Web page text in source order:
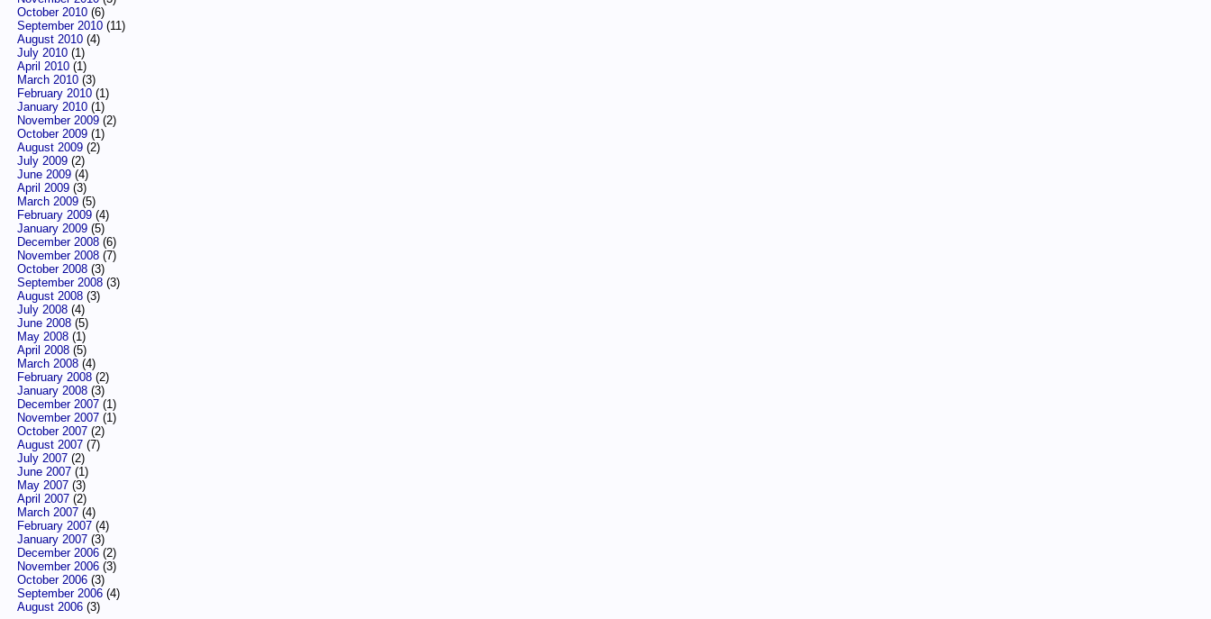
October 2010(6)
September 2010(11)
August 2010(4)
July 2010(1)
April 2010(1)
March 2010(3)
February 2010(1)
January 2010(1)
November 2009(2)
October 2009(1)
August 2009(2)
July 2009(2)
June 2009(4)
April 2009(3)
March 2009(5)
February 2009(4)
January 2009(5)
December 2008(6)
November 2008(7)
October 2008(3)
September 2008(3)
August 2008(3)
July 2008(4)
June 2008(5)
May 2008(1)
April 2008(5)
March 2008(4)
February 2008(2)
January 2008(3)
December 2007(1)
November 2007(1)
October 2007(2)
August 2007(7)
July 2007(2)
June 2007(1)
May 2007(3)
April 2007(2)
March 2007(4)
February 2007(4)
January 2007(3)
December 2006(2)
November 2006(3)
October 2006(3)
September 2006(4)
August 2006(3)